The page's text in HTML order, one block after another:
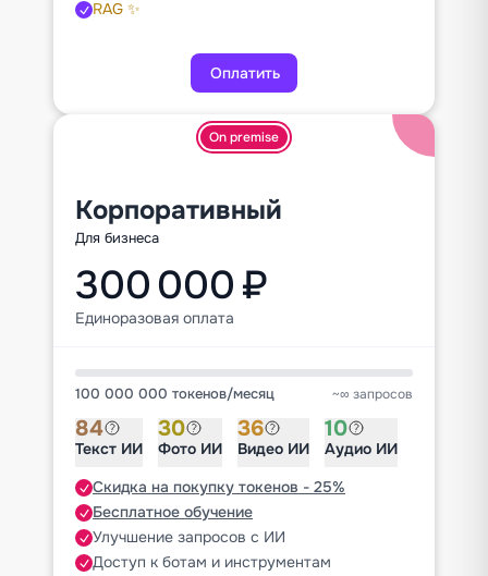
RAG ✨
Оплатить
On premise
Корпоративный
Для бизнеса
300 000 ₽
Единоразовая оплата
100 000 000 токенов/месяц ~∞ запросов
84
Текст ИИ
30
Фото ИИ
36
Видео ИИ
10
Аудио ИИ
Скидка на покупку токенов - 25%
Бесплатное обучение
Улучшение запросов с ИИ
Доступ к ботам и инструментам